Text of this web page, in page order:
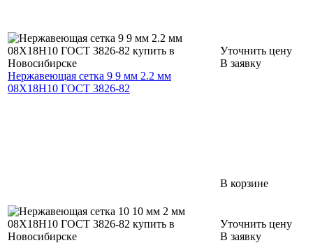
Нержавеющая сетка 9 9 мм 2.2 мм
08Х18Н10 ГОСТ 3826-82
Уточнить цену
В заявку
В корзине
Уточнить цену
В заявку